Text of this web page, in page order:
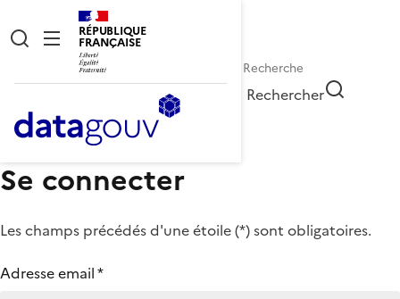
RÉPUBLIQUE
FRANÇAISE
Rechercher
Se connecter
Les champs précédés d'une étoile (*) sont obligatoires.
Adresse email*